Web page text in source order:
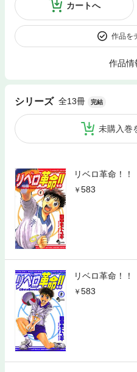
カートへ
作品を
作品情
シリーズ 全13冊 完結
未購入巻
リベロ革命！！
583
リベロ革命！！
583